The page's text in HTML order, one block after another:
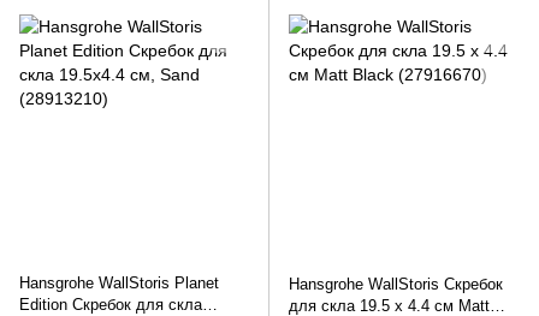
Hansgrohe WallStoris Planet
Edition Скребок для скла
Hansgrohe WallStoris Скребок
для скла 19.5 x 4.4 см Matt